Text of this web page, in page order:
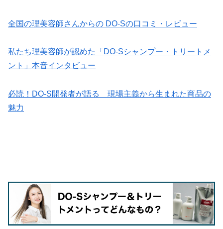
全国の理美容師さんからの DO-Sの口コミ・レビュー
私たち理美容師が認めた「DO-Sシャンプー・トリートメ
ント」本音インタビュー
必読！DO-S開発者が語る 現場主義から生まれた商品の
魅力